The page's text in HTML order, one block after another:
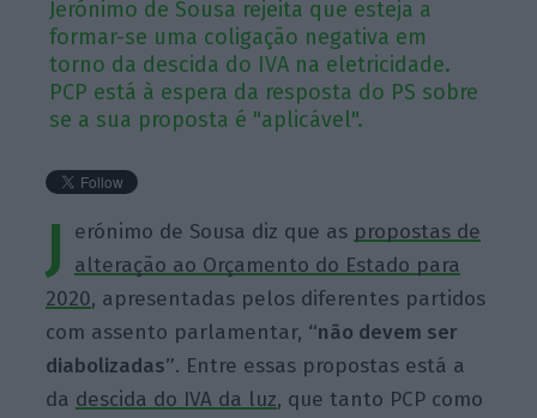
Jerónimo de Sousa rejeita que esteja a
formar-se uma coligação negativa em
torno da descida do IVA na eletricidade.
PCP está à espera da resposta do PS sobre
se a sua proposta é "aplicável".
J erónimo de Sousa diz que as propostas de
alteração ao Orçamento do Estado para
2020, apresentadas pelos diferentes partidos
com assento parlamentar, “não devem ser
diabolizadas”. Entre essas propostas está a
da descida do IVA da luz, que tanto PCP como